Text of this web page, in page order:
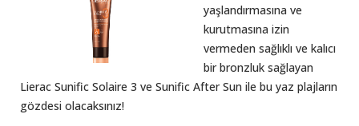
n
yaşlandırmasına ve
kurutmasına izin
vermeden sağlıklı ve kalıcı
bir bronzluk sağlayan
Lierac Sunific Solaire 3 ve Sunific After Sun ile bu yaz plajların
gözdesi olacaksınız!